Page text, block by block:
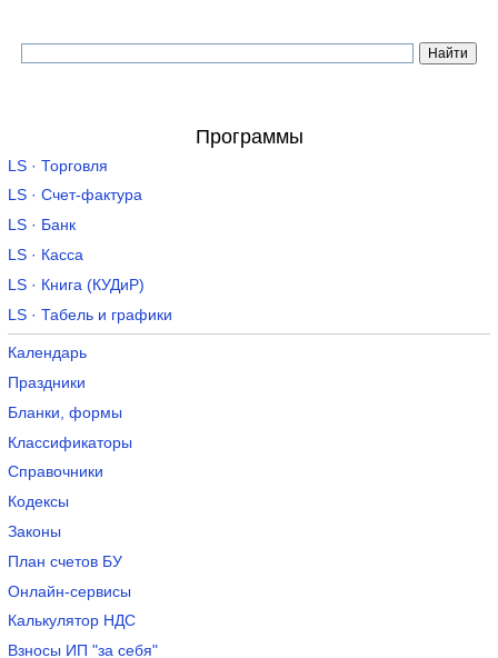
Программы
LS · Торговля
LS · Счет-фактура
LS · Банк
LS · Касса
LS · Книга (КУДиР)
LS · Табель и графики
Календарь
Праздники
Бланки, формы
Классификаторы
Справочники
Кодексы
Законы
План счетов БУ
Онлайн-сервисы
Калькулятор НДС
Взносы ИП "за себя"